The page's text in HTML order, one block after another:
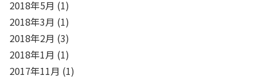
2018年5月 (1)
2018年3月 (1)
2018年2月 (3)
2018年1月 (1)
2017年11月 (1)